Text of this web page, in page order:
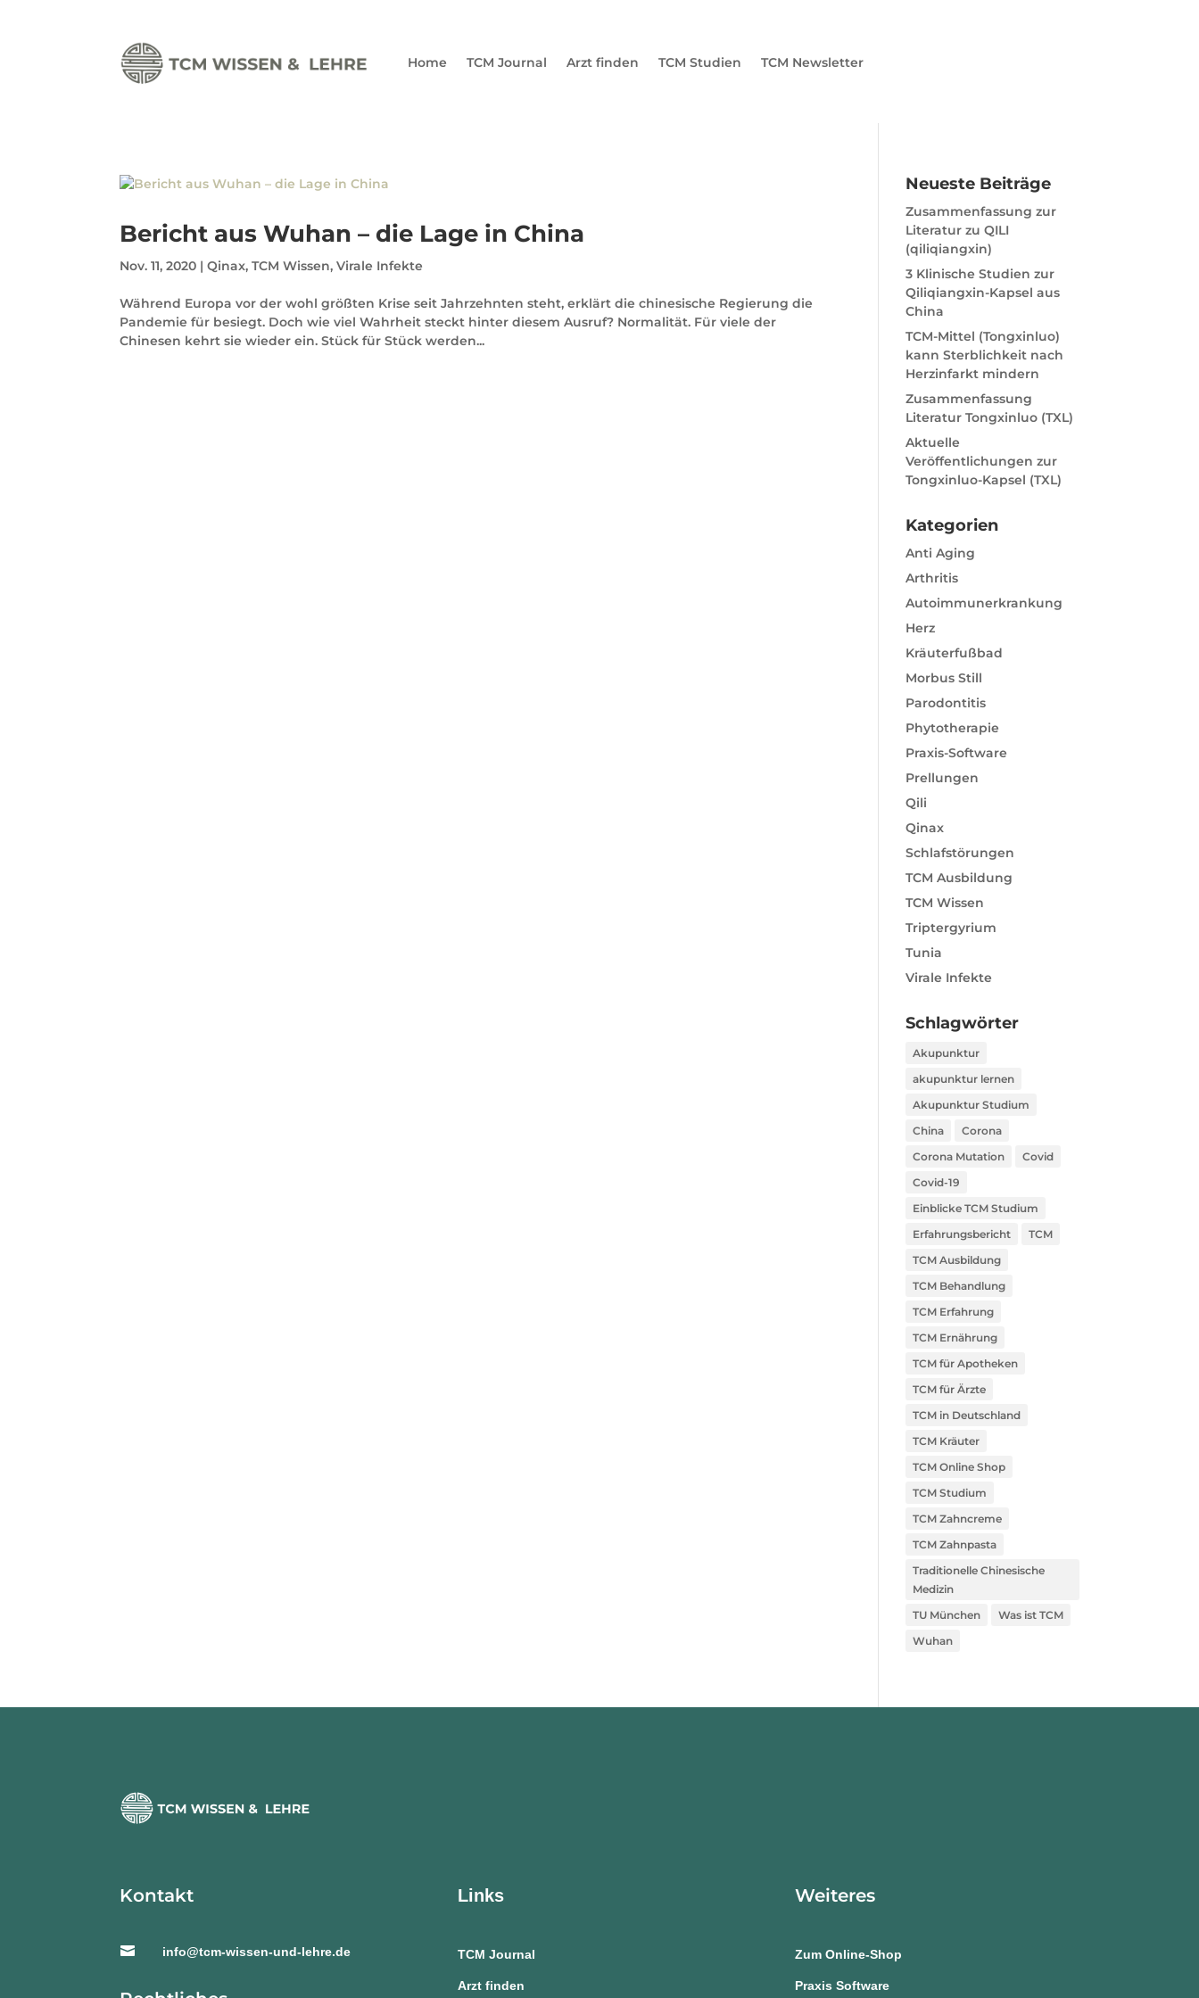
Home TCM Journal Arzt finden TCM Studien TCM Newsletter
Bericht aus Wuhan – die Lage in China
Nov. 11, 2020 |Qinax,TCM Wissen,Virale Infekte
Während Europa vor der wohl größten Krise seit Jahrzehnten steht, erklärt die chinesische Regierung die
Pandemie für besiegt. Doch wie viel Wahrheit steckt hinter diesem Ausruf? Normalität. Für viele der
Chinesen kehrt sie wieder ein. Stück für Stück werden...
Neueste Beiträge
Zusammenfassung zur
Literatur zu QILI
(qiliqiangxin)
3 Klinische Studien zur
Qiliqiangxin-Kapsel aus
China
TCM-Mittel (Tongxinluo)
kann Sterblichkeit nach
Herzinfarkt mindern
Zusammenfassung
Literatur Tongxinluo (TXL)
Aktuelle
Veröffentlichungen zur
Tongxinluo-Kapsel (TXL)
Kategorien
Anti Aging
Arthritis
Autoimmunerkrankung
Herz
Kräuterfußbad
Morbus Still
Parodontitis
Phytotherapie
Praxis-Software
Prellungen
Qili
Qinax
Schlafstörungen
TCM Ausbildung
TCM Wissen
Triptergyrium
Tunia
Virale Infekte
Schlagwörter
Akupunktur
akupunktur lernen
Akupunktur Studium
China
Corona
Corona Mutation
Covid
Covid-19
Einblicke TCM Studium
Erfahrungsbericht
TCM
TCM Ausbildung
TCM Behandlung
TCM Erfahrung
TCM Ernährung
TCM für Apotheken
TCM für Ärzte
TCM in Deutschland
TCM Kräuter
TCM Online Shop
TCM Studium
TCM Zahncreme
TCM Zahnpasta
Traditionelle Chinesische
Medizin
TU München
Was ist TCM
Wuhan
Kontakt
 info@tcm-wissen-und-lehre.de
Links
TCM Journal
Arzt finden
Weiteres
Zum Online-Shop
Praxis Software